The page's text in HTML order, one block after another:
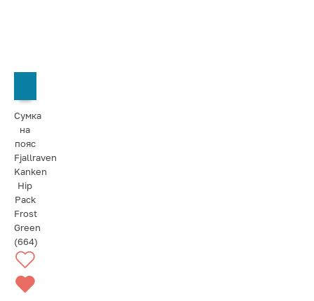
Сумка
на
пояс
Fjallraven
Kanken
Hip
Pack
Frost
Green
(664)